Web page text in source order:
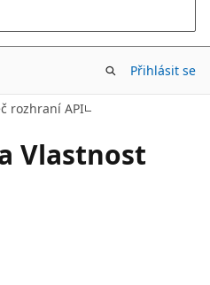
Přihlásit se
rozhraní API
Vlastnost